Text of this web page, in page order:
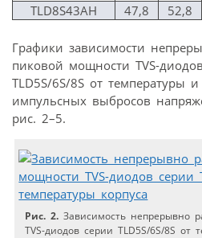
TLD8S43AH
47,8 52,8
Графики зависимости
пиковой мощности TVS-
TLD5S/6S/8S от температуры
импульсных выбросов
рис. 2–5.
Риc. 2. Зависимость непрерывно
TVS-диодов серии TLD5S/6S/8S от